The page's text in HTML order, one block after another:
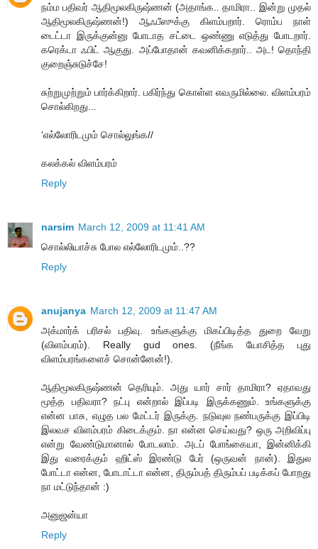
நம்ம பதிவர் ஆதிமூலகிருஷ்ணன் (அதாங்க.. தாமிரா.. இன்று முதல்
ஆதிமூலகிருஷ்ணன்!) ஆஃபீஸுக்கு கிளம்பறார். ரொம்ப நாள்
டைட்டா இருக்குன்னு போடாத சட்டை ஒண்ணு எடுத்து போடறார்.
கரெக்டா ஃபிட் ஆகுது. அப்போதான் கவனிக்கறார்.. அட! தொந்தி
குறைஞ்சுடுச்சே!
சுற்றுமுற்றும் பார்க்கிறார். பகிர்ந்து கொள்ள எவருமில்லை. விளம்பரம்
சொல்கிறது...
‘எல்லோரிடமும் சொல்லுங்க//
கலக்கல் விளம்பரம்
Reply
narsim March 12, 2009 at 11:41 AM
சொல்லியாச்சு போல எல்லோரிடமும்..??
Reply
anujanya March 12, 2009 at 11:47 AM
அக்மார்க் பரிசல் பதிவு. உங்களுக்கு மிகப்பிடித்த துறை வேறு
(விளம்பரம்). Really gud ones. (நீங்க யோசித்த புது
விளம்பரங்களைச் சொன்னேன்!).
ஆதிமூலகிருஷ்ணன் தெரியும். அது யார் சார் தாமிரா? ஏதாவது
மூத்த பதிவரா? நட்பு என்றால் இப்படி இருக்கணும். உங்களுக்கு
என்ன பாசு, எழுத பல மேட்டர் இருக்கு. நடுவுல நண்பருக்கு இப்பிடி
இலவச விளம்பரம் கிடைக்கும். நா என்ன செய்வது? ஒரு அறிவிப்பு
என்று வேண்டுமானால் போடலாம். அடப் போங்கையா, இன்னிக்கி
இது வரைக்கும் ஹிட்ஸ் இரண்டு பேர் (ஒருவன் நான்). இதுல
போட்டா என்ன, போடாட்டா என்ன, திரும்பத் திரும்பப் படிக்கப் போறது
நா மட்டுந்தான் :)
அனுஜன்யா
Reply